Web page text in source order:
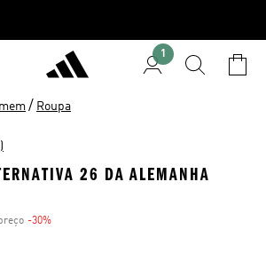
1
/ Roupa
26 DA ALEMANHA
-30%